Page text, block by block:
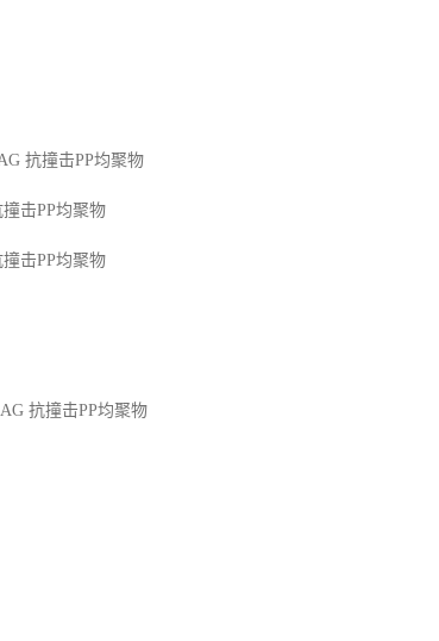
抗撞击PP均聚物
撞击PP均聚物
撞击PP均聚物
抗撞击PP均聚物